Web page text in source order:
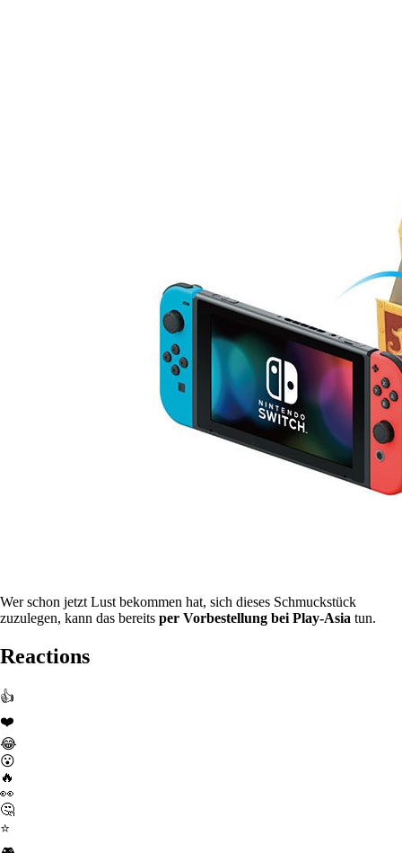
Wer schon jetzt Lust bekommen hat, sich dieses Schmuckstück
zuzulegen, kann das bereits per Vorbestellung bei Play-Asia tun.
Reactions
👍
❤️
😂
😮
🔥
👀
🤔
⭐